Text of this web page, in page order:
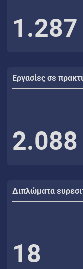
1.287
Εργασίες σε
2.088
Διπλώματα
18